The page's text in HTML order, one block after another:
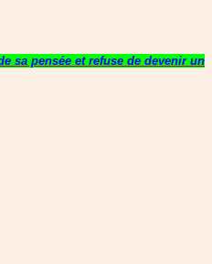
sa pensée et refuse de devenir un